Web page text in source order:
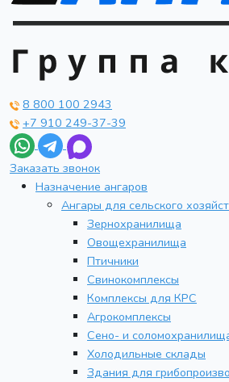
8 800 100 2943
+7 910 249-37-39
Заказать звонок
Назначение ангаров
Ангары для сельского
Зернохранилища
Овощехранилища
Птичники
Свинокомплексы
Комплексы для КРС
Агрокомплексы
Сено- и
Холодильные склады
Здания для